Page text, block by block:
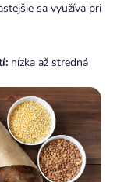
sa využíva pri
nízka až stredná